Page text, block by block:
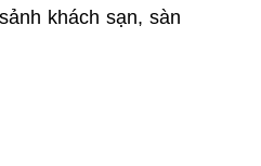
khách sạn, sàn